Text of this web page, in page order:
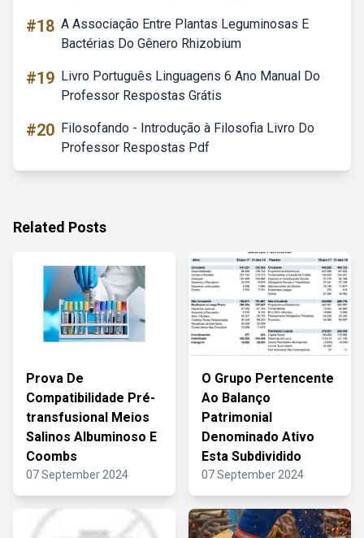
#18 A Associação Entre Plantas Leguminosas E
Bactérias Do Gênero Rhizobium
#19 Livro Português Linguagens 6 Ano Manual Do
Professor Respostas Grátis
#20 Filosofando - Introdução à Filosofia Livro Do
Professor Respostas Pdf
Related Posts
Prova De
Compatibilidade Pré-
transfusional Meios
Salinos Albuminoso E
Coombs
07 September 2024
O Grupo Pertencente
Ao Balanço
Patrimonial
Denominado Ativo
Esta Subdividido
07 September 2024